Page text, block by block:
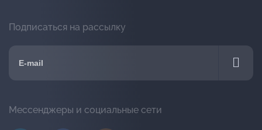
Подписаться на рассылку
Мессенджеры и социальные сети